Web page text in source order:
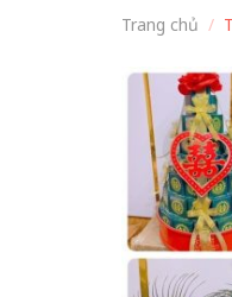
Trang chủ /